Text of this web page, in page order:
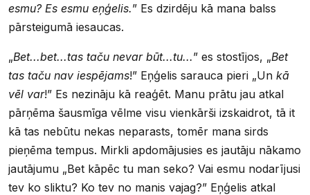
esmu? Es esmu eņģelis.” Es dzirdēju kā mana balss
pārsteigumā iesaucas.
„Bet...bet...tas taču nevar būt...tu...” es stostījos, „Bet
tas taču nav iespējams!” Eņģelis sarauca pieri „Un kā
vēl var!” Es nezināju kā reaģēt. Manu prātu jau atkal
pārņēma šausmīga vēlme visu vienkārši izskaidrot, tā it
kā tas nebūtu nekas neparasts, tomēr mana sirds
pieņēma tempus. Mirkli apdomājusies es jautāju nākamo
jautājumu „Bet kāpēc tu man seko? Vai esmu nodarījusi
tev ko sliktu? Ko tev no manis vajag?” Eņģelis atkal